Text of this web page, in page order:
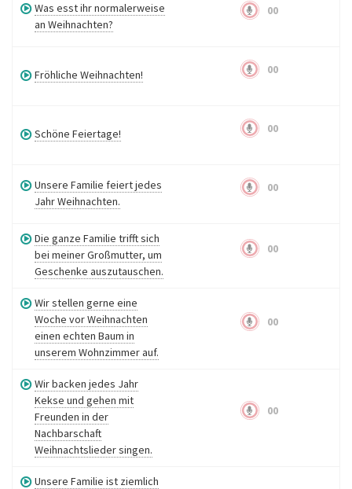
Was esst ihr normalerweise
an Weihnachten?
00
Fröhliche Weihnachten! 00
Schöne Feiertage! 00
Unsere Familie feiert jedes
Jahr Weihnachten.
00
Die ganze Familie trifft sich
bei meiner Großmutter, um
Geschenke auszutauschen.
00
Wir stellen gerne eine
Woche vor Weihnachten
einen echten Baum in
unserem Wohnzimmer auf.
00
Wir backen jedes Jahr
Kekse und gehen mit
Freunden in der
Nachbarschaft
Weihnachtslieder singen.
00
Unsere Familie ist ziemlich